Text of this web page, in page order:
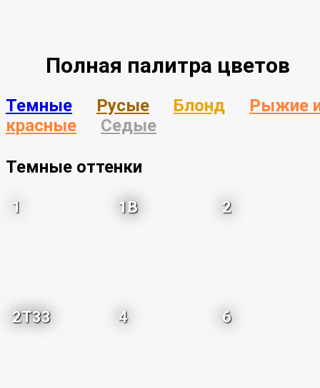
Полная палитра цветов
Темные Русые Блонд
Рыжие
красные
Седые
Темные оттенки
1 1B 2
2T33 4 6